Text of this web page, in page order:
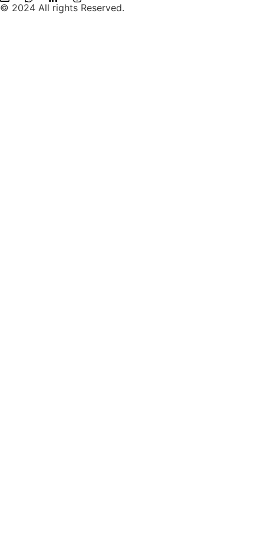
© 2024 All rights Reserved.